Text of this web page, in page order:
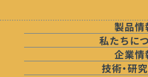
製品情
私たちに
企業情
技術・研